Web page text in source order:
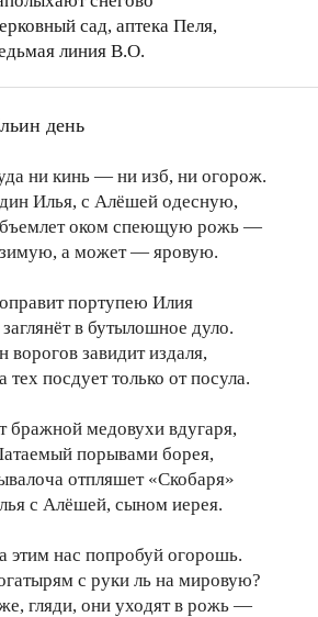
сад, аптека Пеля,
линия В.О.
день
ни кинь — ни изб, ни огорож.
Илья, с Алёшей одесную,
оком спеющую рожь —
а может — яровую.
портупею Илия
в бутылошное дуло.
ворогов завидит издаля,
тех посдует только от посула.
бражной медовухи вдугаря,
порывами борея,
отпляшет «Скобаря»
с Алёшей, сыном иерея.
этим нас попробуй огорошь.
с руки ль на мировую?
гляди, они уходят в рожь —